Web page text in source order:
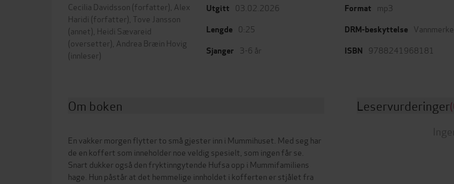
Cecilia Davidsson (forfatter), Alex
Haridi (forfatter), Tove Jansson
(annet), Heidi Sævareid
(oversetter), Andrea Bræin Hovig
(innleser)
Utgitt 03.02.2026
Lengde 0:25
Sjanger 3-6 år
Format mp3
DRM-beskyttelse
ISBN 9788241968181
Om boken
En vakker morgen flytter to små gjester inn i Mummihuset. Med seg har
de en koffert som inneholder noe veldig spesielt, som ingen får se.
Snart dukker også den fryktinngytende Hufsa opp i Mummifamiliens
hage. Hun påstår at det hemmelige innholdet i kofferten er stjålet fra
Leservurderinger